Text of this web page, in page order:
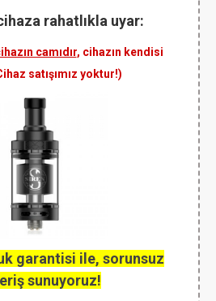
rahatlıkla uyar:
camıdır, cihazın kendisi
satışımız yoktur!)
garantisi ile, sorunsuz
sunuyoruz!